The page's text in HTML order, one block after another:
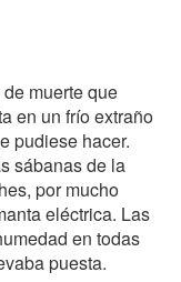
muerte que
en un frío extraño
pudiese hacer.
sábanas de la
por mucho
eléctrica. Las
en todas
puesta.